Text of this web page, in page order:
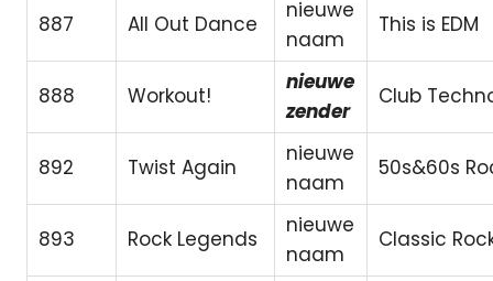
887 All Out Dance
nieuwe
naam
This is EDM
888 Workout!
nieuwe
zender
Club
892 Twist Again
nieuwe
naam
50s&60s
893 Rock Legends
nieuwe
naam
Classic